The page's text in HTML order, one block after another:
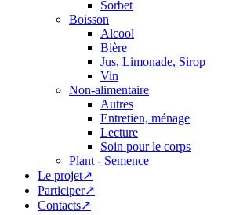
Sorbet
Boisson
Alcool
Bière
Jus, Limonade, Sirop
Vin
Non-alimentaire
Autres
Entretien, ménage
Lecture
Soin pour le corps
Plant - Semence
Le projet↗
Participer↗
Contacts↗